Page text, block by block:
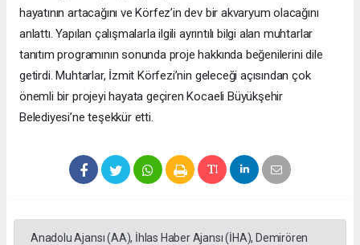
hayatının artacağını ve Körfez’in dev bir akvaryum olacağını
anlattı. Yapılan çalışmalarla ilgili ayrıntılı bilgi alan muhtarlar
tanıtım programının sonunda proje hakkında beğenilerini dile
getirdi. Muhtarlar, İzmit Körfezi’nin geleceği açısından çok
önemli bir projeyi hayata geçiren Kocaeli Büyükşehir
Belediyesi’ne teşekkür etti.
Anadolu Ajansı (AA), İhlas Haber Ajansı (İHA), Demirören